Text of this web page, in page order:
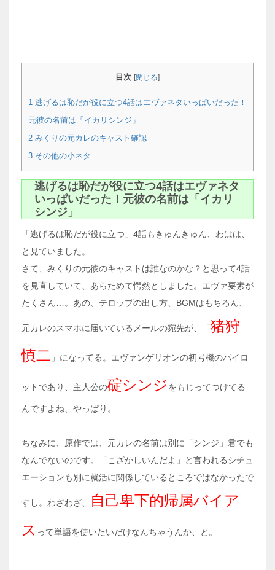
目次 [閉じる]
1 逃げるは恥だが役に立つ4話はエヴァネタいっぱいだった！
元彼の名前は「イカリシンジ」
2 みくりの元カレのキャスト確認
3 その他の小ネタ
逃げるは恥だが役に立つ4話はエヴァネタ
いっぱいだった！元彼の名前は「イカリ
シンジ」
「逃げるは恥だが役に立つ」4話もきゅんきゅん、わはは、
と見ていました。
さて、みくりの元彼のキャストは誰なのかな？と思って4話
を見直していて、あらためて愕然としました。エヴァ要素が
たくさん…。あの、テロップの出し方、BGMはもちろん、
元カレのスマホに届いているメールの宛先が、「 猪狩
慎二 」になってる。エヴァンゲリオンの初号機のパイロ
ットであり、主人公の碇シンジ をもじってつけてる
んですよね、やっぱり。
ちなみに、原作では、元カレの名前は別に「シンジ」君でも
なんでないのです。「こざかしいんだよ」と言われるシチュ
エーションも別に就活に関係しているところではなかったで
すし。わざわざ、
自己卑下的帰属バイア
ス って単語を使いたいだけなんちゃうんか、と。